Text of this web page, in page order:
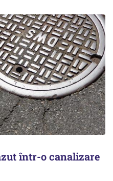
într-o canalizare